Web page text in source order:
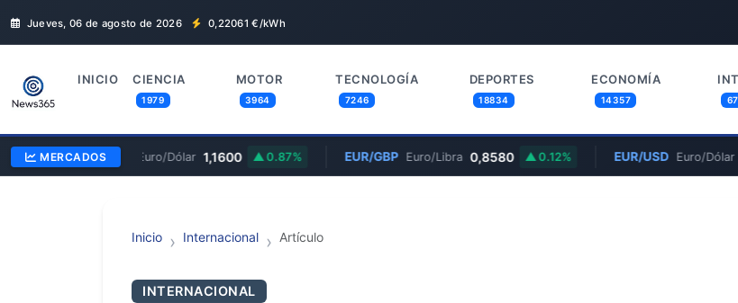
Jueves, 06 de agosto de 2026 0,22061 €/kWh
INICIO CIENCIA
1979
MOTOR
3964
TECNOLOGÍA
7246
DEPORTES
18834
ECONOMÍA
14357
MERCADOS
EUR/USD Euro/Dólar 1,1600 0.87% EUR/GBP Euro/Libra 0,8580 0.12% EUR/USD Euro/Dólar
Inicio Internacional Artículo
INTERNACIONAL